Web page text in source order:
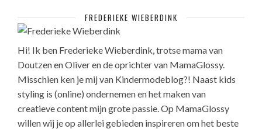
FREDERIEKE WIEBERDINK
Hi! Ik ben Frederieke Wieberdink, trotse mama van
Doutzen en Oliver en de oprichter van MamaGlossy.
Misschien ken je mij van Kindermodeblog?! Naast kids
styling is (online) ondernemen en het maken van
creatieve content mijn grote passie. Op MamaGlossy
willen wij je op allerlei gebieden inspireren om het beste